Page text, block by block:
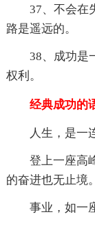
37、不会在
路是遥远的。
38、成功是
权利。
经典成功的
人生，是一
登上一座高
的奋进也无止境。
事业，如一